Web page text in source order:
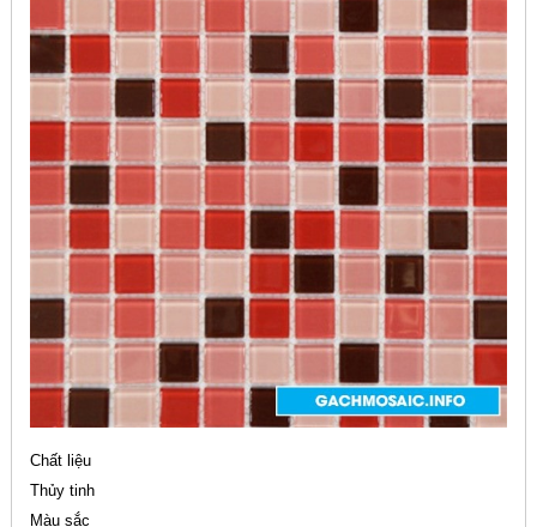
Chất liệu
Thủy tinh
Màu sắc